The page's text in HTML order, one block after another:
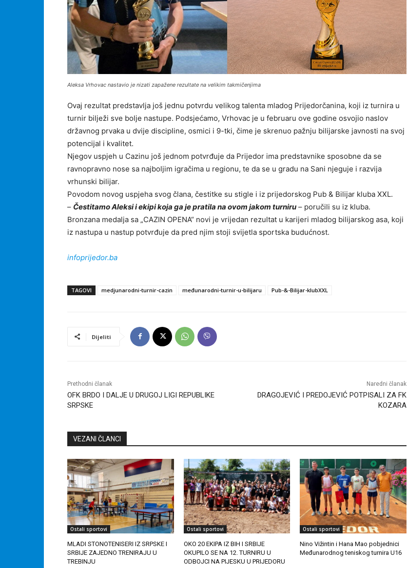
Aleksa Vrhovac nastavio je nizati zapažene rezultate na velikim takmičenjima
Ovaj rezultat predstavlja još jednu potvrdu velikog talenta mladog Prijedorčanina, koji iz turnira u
turnir bilježi sve bolje nastupe. Podsjećamo, Vrhovac je u februaru ove godine osvojio naslov
državnog prvaka u dvije discipline, osmici i 9-tki, čime je skrenuo pažnju bilijarske javnosti na svoj
potencijal i kvalitet.
Njegov uspjeh u Cazinu još jednom potvrđuje da Prijedor ima predstavnike sposobne da se
ravnopravno nose sa najboljim igračima u regionu, te da se u gradu na Sani njeguje i razvija
vrhunski bilijar.
Povodom novog uspjeha svog člana, čestitke su stigle i iz prijedorskog Pub & Bilijar kluba XXL.
– Čestitamo Aleksi i ekipi koja ga je pratila na ovom jakom turniru – poručili su iz kluba.
Bronzana medalja sa „CAZIN OPENA“ novi je vrijedan rezultat u karijeri mladog bilijarskog asa, koji
iz nastupa u nastup potvrđuje da pred njim stoji svijetla sportska budućnost.
infoprijedor.ba
TAGOVI medjunarodni-turnir-cazin međunarodni-turnir-u-bilijaru Pub-&-Bilijar-klubXXL
Dijeliti
Prethodni članak
OFK BRDO I DALJE U DRUGOJ LIGI REPUBLIKE
SRPSKE
Naredni članak
DRAGOJEVIĆ I PREDOJEVIĆ POTPISALI ZA FK
KOZARA
VEZANI ČLANCI
Ostali sportovi
MLADI STONOTENISERI IZ SRPSKE I
SRBIJE ZAJEDNO TRENIRAJU U
TREBINJU
Ostali sportovi
OKO 20 EKIPA IZ BIH I SRBIJE
OKUPILO SE NA 12. TURNIRU U
ODBOJCI NA PIJESKU U PRIJEDORU
Ostali sportovi
Nino Vižintin i Hana Mao pobjednici
Međunarodnog teniskog turnira U16